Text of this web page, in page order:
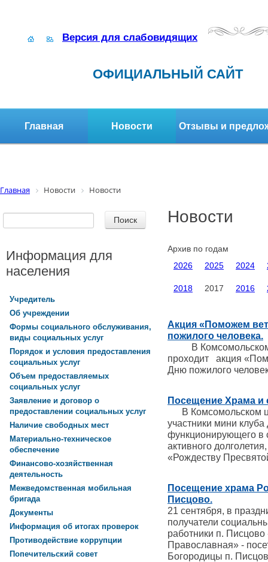
Версия для слабовидящих
ОФИЦИАЛЬНЫЙ САЙТ
Главная Новости Отзывы и
Главная Новости Новости
Новости
Архив по годам
2026
2025 2024
2018 2017 2016
Акция «Поможем
пожилого человека.
В Комсомольском
проходит акция
Дню пожилого
Посещение Храма и
В Комсомольском
участники мини
функционирующего в
активного
«Рождеству
Посещение храма
Писцово.
21 сентября, в
получатели
работники п.
Православная» -
Богородицы п.
Информация для
населения
Учредитель
Об учреждении
Формы социального обслуживания,
виды социальных услуг
Порядок и условия предоставления
социальных услуг
Объем предоставляемых
социальных услуг
Заявление и договор о
предоставлении социальных услуг
Наличие свободных мест
Материально-техническое
обеспечение
Финансово-хозяйственная
деятельность
Межведомственная мобильная
бригада
Документы
Информация об итогах проверок
Противодействие коррупции
Попечительский совет